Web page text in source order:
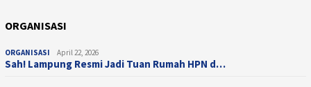
ORGANISASI
ORGANISASI April 22, 2026
Sah! Lampung Resmi Jadi Tuan Rumah HPN d…